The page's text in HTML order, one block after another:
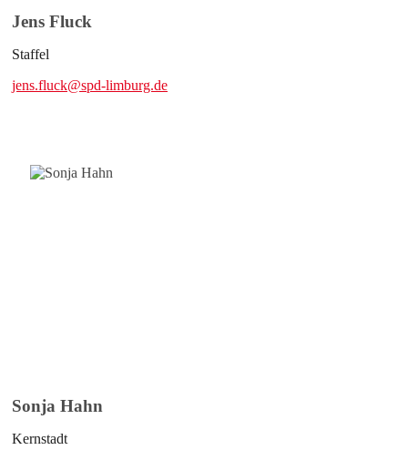
Jens Fluck
Staffel
jens.fluck@spd-limburg.de
Sonja Hahn
Kernstadt